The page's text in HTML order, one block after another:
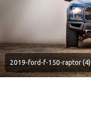
2019-ford-f-150-raptor (4)